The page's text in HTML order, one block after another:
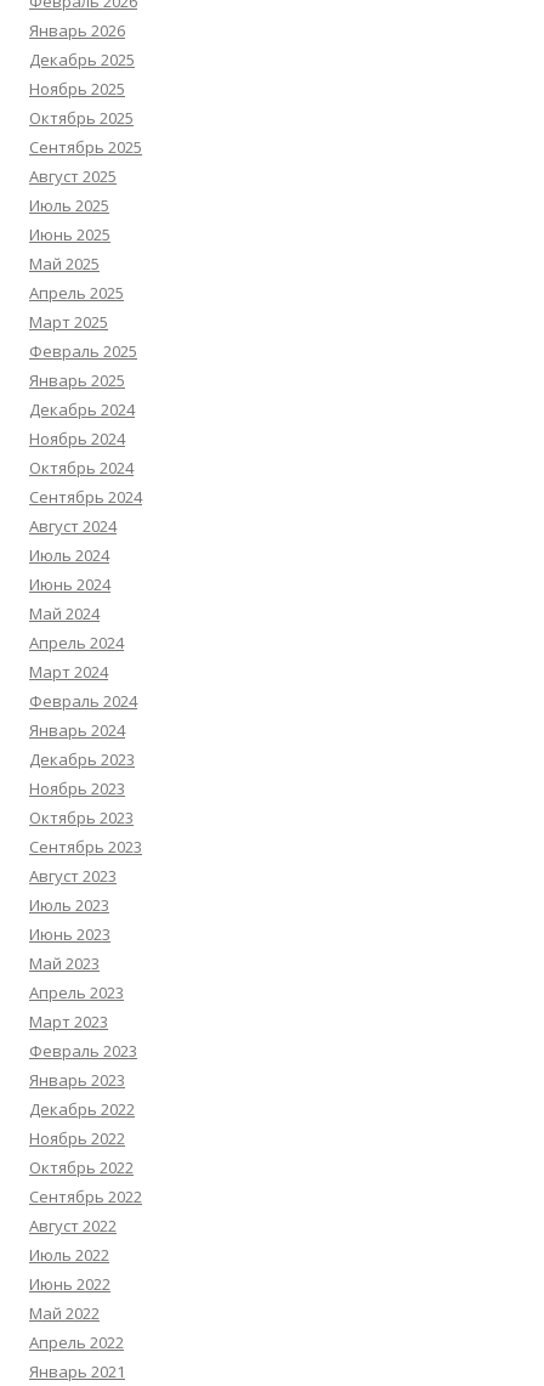
Январь 2026
Декабрь 2025
Ноябрь 2025
Октябрь 2025
Сентябрь 2025
Август 2025
Июль 2025
Июнь 2025
Май 2025
Апрель 2025
Март 2025
Февраль 2025
Январь 2025
Декабрь 2024
Ноябрь 2024
Октябрь 2024
Сентябрь 2024
Август 2024
Июль 2024
Июнь 2024
Май 2024
Апрель 2024
Март 2024
Февраль 2024
Январь 2024
Декабрь 2023
Ноябрь 2023
Октябрь 2023
Сентябрь 2023
Август 2023
Июль 2023
Июнь 2023
Май 2023
Апрель 2023
Март 2023
Февраль 2023
Январь 2023
Декабрь 2022
Ноябрь 2022
Октябрь 2022
Сентябрь 2022
Август 2022
Июль 2022
Июнь 2022
Май 2022
Апрель 2022
Январь 2021